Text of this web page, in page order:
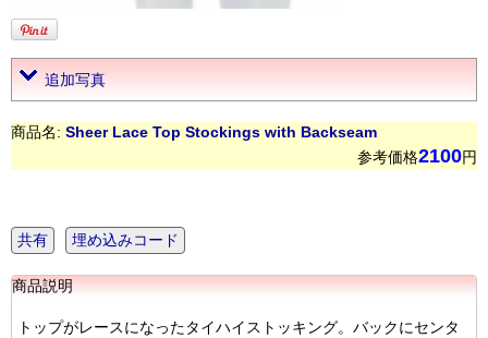
追加写真
商品名: Sheer Lace Top Stockings with Backseam
参考価格2100円
共有 埋め込みコード
商品説明
トップがレースになったタイハイストッキング。バックにセンタ